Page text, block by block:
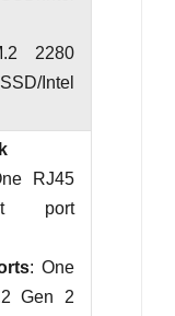
2280
Intel
RJ45
port
: One
Gen 2